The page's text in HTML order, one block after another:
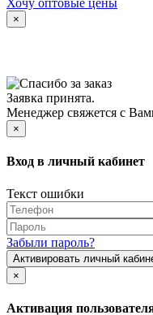
×
Заявка принята.
Менеджер свяжется с
×
Вход в личный кабинет
Текст ошибки
Забыли пароль?
Активировать личный
×
Активация